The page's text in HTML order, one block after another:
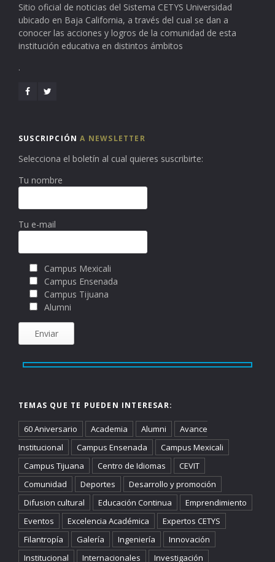
Sitio oficial de noticias del Sistema CETYS Universidad
ubicado en Baja California, a través del cual se dan a
conocer las acciones y logros de la comunidad de esta
institución educativa en distintos ámbitos
.
SUSCRIPCIÓNA NEWSLETTER
Selecciona el boletín al cual quieres suscribirte:
Tu nombre
Tu e-mail
Campus Mexicali
Campus Ensenada
Campus Tijuana
Alumni
TEMAS QUE TE PUEDEN INTERESAR:
60 Aniversario Academia Alumni
Avance
Institucional
Campus Ensenada
Campus Mexicali
Campus Tijuana
Centro de Idiomas
CEVIT
Comunidad
Deportes
Desarrollo y promoción
Difusion cultural
Educación Continua
Emprendimiento
Eventos
Excelencia Académica
Expertos CETYS
Filantropía
Galería Ingeniería
Innovación
Institucional
Internacionales Investigación